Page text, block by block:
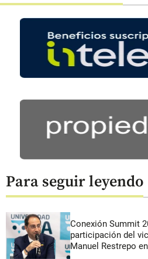
Para seguir leyendo
Conexión Summit
participación del
Manuel Restrepo